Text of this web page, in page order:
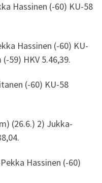
Hassinen (-60) KU-58
Hassinen (-60) KU-
59) HKV 5.46,39.
(-60) KU-58
(26.6.) 2) Jukka-
Hassinen (-60)